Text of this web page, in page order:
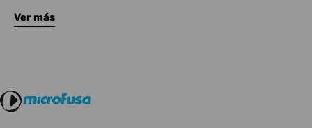
Complementa tu instrumento con amplificadores de
Ver más